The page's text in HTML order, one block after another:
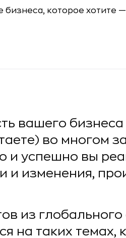
вашего бизнеса
во многом
и успешно вы
и изменения,
из глобального
на таких темах,